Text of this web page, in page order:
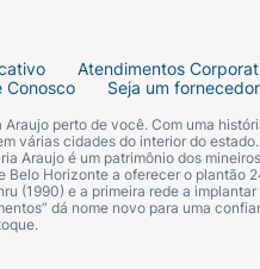
Atendimentos
Conosco Seja um fornecedor
perto de você. Com uma
várias cidades do interior do
Araujo é um patrimônio dos
Horizonte a oferecer o
(1990) e a primeira rede a
dá nome novo para uma